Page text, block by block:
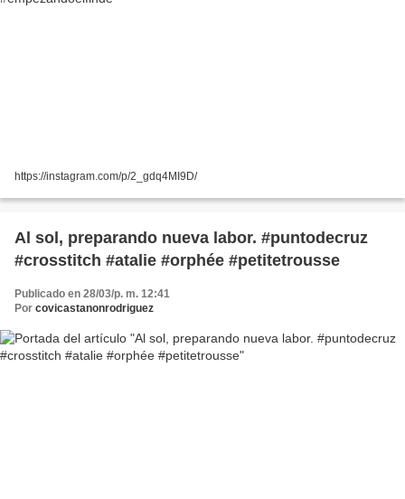
https://instagram.com/p/2_gdq4MI9D/
Al sol, preparando nueva labor. #puntodecruz
#crosstitch #atalie #orphée #petitetrousse
Publicado en 28/03/p. m. 12:41
Por covicastanonrodriguez